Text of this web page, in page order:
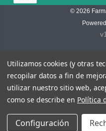
© 2026
Utilizamos cookies (y otras
recopilar datos a fin de
utilizar nuestro sitio web,
como se describe en Política
Configuración